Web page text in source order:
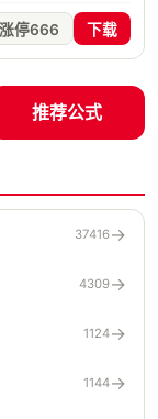
涨停666 下载
推荐公式
37416→
4309→
1124→
1144→